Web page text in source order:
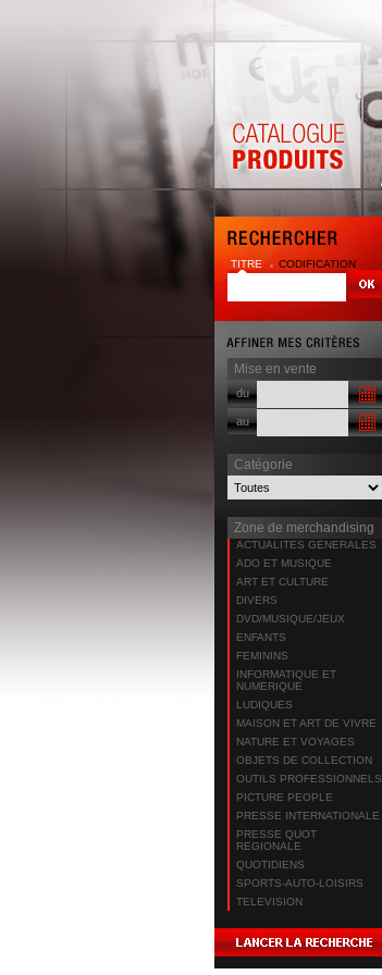
TITRE CODIFICATION
Mise en vente
du
au
Catégorie
Zone de merchandising
ACTUALITES GENERALES
ADO ET MUSIQUE
ART ET CULTURE
DIVERS
DVD/MUSIQUE/JEUX
ENFANTS
FEMININS
INFORMATIQUE ET
NUMERIQUE
LUDIQUES
MAISON ET ART DE VIVRE
NATURE ET VOYAGES
OBJETS DE COLLECTION
OUTILS PROFESSIONNELS
PICTURE PEOPLE
PRESSE INTERNATIONALE
PRESSE QUOT
REGIONALE
QUOTIDIENS
SPORTS-AUTO-LOISIRS
TELEVISION